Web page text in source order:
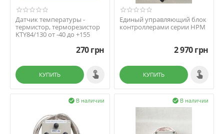
Датчик температуры -
термистор, терморезистор
KTY84/130 от -40 до +155
270грн
КУПИТЬ
Единый управляющий блок
контроллерами серии HPM
2 970грн
КУПИТЬ
В наличии
 В наличии
